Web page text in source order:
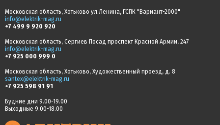
Московская область, Хотьково ул.Ленина, ГСПК "Вариант-2000"
info@elektrik-mag.ru
+7 499 9 920 920
Московская область, Сергиев Посад проспект Красной Армии, 247
info@elektrik-mag.ru
+7 925 000 999 0
Московская область, Хотьково, Художественный проезд, д. 8
santex@elektrik-mag.ru
+7 925 598 91 91
Будние дни 9.00-19.00
Выходные 9.00-18.00